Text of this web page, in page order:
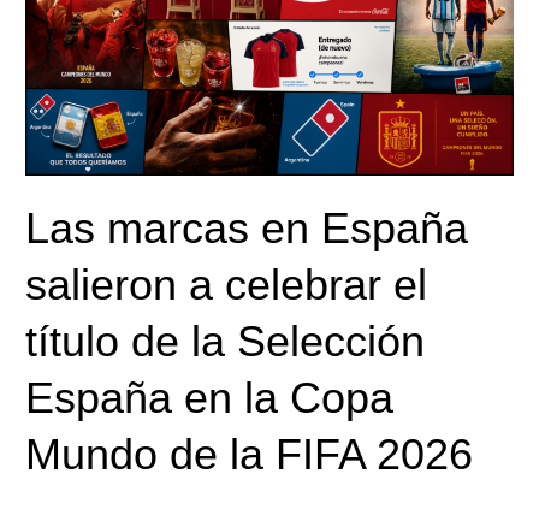
Las marcas en España
salieron a celebrar el
título de la Selección
España en la Copa
Mundo de la FIFA 2026
España
salieron
celebrar
título
España
la
Copa
Mundo
de
la